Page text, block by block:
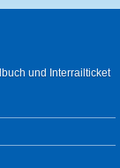
und Interrailticket